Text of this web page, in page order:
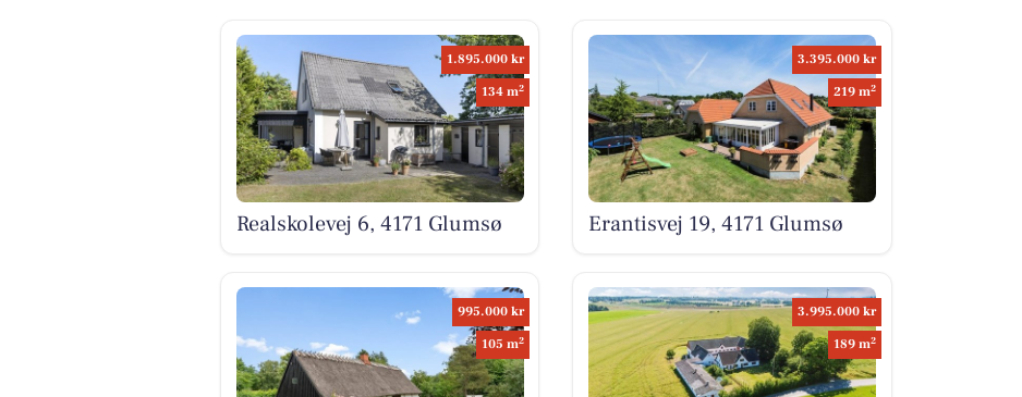
1.895.000 kr
134 m2
Realskolevej 6, 4171 Glumsø
3.395.000 kr
219 m2
Erantisvej 19, 4171 Glumsø
995.000 kr
105 m2
3.995.000 kr
189 m2